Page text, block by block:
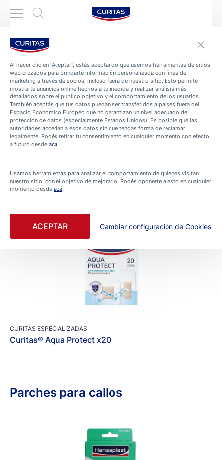
PRODUCTOS
Venditas Adhesivas
Curitas Aqua Protect
CURITAS ESPECIALIZADAS
Curitas® Aqua Protect x20
Parches para callos
Al hacer clic en "Aceptar", estás aceptando que usemos herramientas de sitios
web cruzados para brindarte información personalizada con fines de
marketing a través de socios, incluso fuera de nuestro sitio. Esto permite
mostrarte anuncios online hechos a tu medida y realizar análisis más
detallados sobre el público objetivo y el comportamiento de los usuarios.
También aceptás que tus datos puedan ser transferidos a países fuera del
Espacio Económico Europeo que no garantizan un nivel adecuado de
protección de datos (especialmente Estados Unidos). Es posible que las
autoridades accedan a esos datos sin que tengas forma de reclamar
legalmente. Podés retirar tu consentimiento en cualquier momento con efecto
a futuro desde acá.
Usamos herramientas para analizar el comportamiento de quienes visitan
nuestro sitio, con el objetivo de mejorarlo. Podés oponerte a esto en cualquier
momento desde acá.
ACEPTAR Cambiar configuración de Cookies